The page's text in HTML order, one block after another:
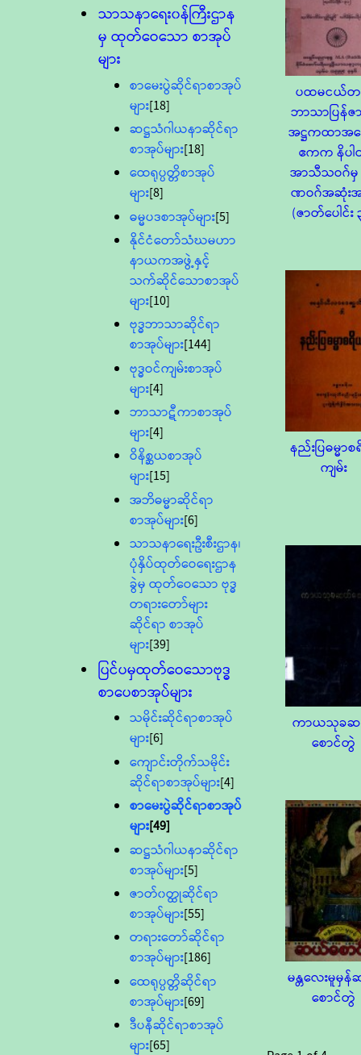
သာသနာရေး၀န်ကြီးဌာန
မှ ထုတ်ဝေသော စာအုပ်
များ
စာမေးပွဲဆိုင်ရာစာအုပ်
များ[18]
ဆဋ္ဌသံဂါယနာဆိုင်ရာ
စာအုပ်များ[18]
ထေရုပ္ပတ္တိစာအုပ်
များ[8]
ဓမ္မပဒစာအုပ်များ[5]
နိုင်ငံတော်သံဃမဟာ
နာယကအဖွဲ့နှင့်
သက်ဆိုင်သောစာအုပ်
များ[10]
ဗုဒ္ဓဘာသာဆိုင်ရာ
စာအုပ်များ[144]
ဗုဒ္ဓဝင်ကျမ်းစာအုပ်
များ[4]
ဘာသာဋီကာစာအုပ်
များ[4]
ဝိနိစ္ဆယစာအုပ်
များ[15]
အဘိဓမ္မာဆိုင်ရာ
စာအုပ်များ[6]
သာသနာရေးဦးစီးဌာန၊
ပုံနှိပ်ထုတ်ဝေရေးဌာန
ခွဲမှ ထုတ်ဝေသော ဗုဒ္ဓ
တရားတော်များ
ဆိုင်ရာ စာအုပ်
များ[39]
ပြင်ပမှထုတ်ဝေသောဗုဒ္ဓ
စာပေစာအုပ်များ
သမိုင်းဆိုင်ရာစာအုပ်
များ[6]
ကျောင်းတိုက်သမိုင်း
ဆိုင်ရာစာအုပ်များ[4]
စာမေးပွဲဆိုင်ရာစာအုပ်
များ[49]
ဆဋ္ဌသံဂါယနာဆိုင်ရာ
စာအုပ်များ[5]
ဇာတ်၀တ္ထုဆိုင်ရာ
စာအုပ်များ[55]
တရားတော်ဆိုင်ရာ
စာအုပ်များ[186]
ထေရုပ္ပတ္တိဆိုင်ရာ
စာအုပ်များ[69]
ဒီပနီဆိုင်ရာစာအုပ်
များ[65]
ပထမငယ်တ
ဘာသာပြန်
အဋ္ဌကထာအဖ
ဧကက နိပ
အာသီသဝဂ်မှ
ဏဝဂ်အဆုံး
(ဇာတ်ပေါင်း
နည်းပြဓမ္မာ
ကျမ်း
ကာယသုခ
စောင်တွဲ
မန္တလေးမူမှ
စောင်တွဲ